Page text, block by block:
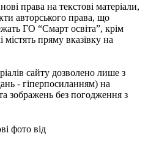
права на текстові матеріали,
авторського права, що
ГО “Смарт освіта”, крім
містять пряму вказівку на
сайту дозволено лише з
- гіперпосиланням) на
зображень без погодження з
фото від